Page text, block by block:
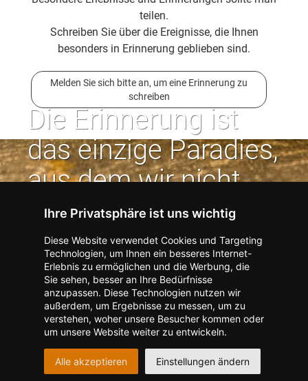
Ihre Privatsphäre ist uns wichtig
Diese Website verwendet Cookies und Targeting
Technologien, um Ihnen ein besseres Internet-
Erlebnis zu ermöglichen und die Werbung, die
Sie sehen, besser an Ihre Bedürfnisse
anzupassen. Diese Technologien nutzen wir
außerdem, um Ergebnisse zu messen, um zu
verstehen, woher unsere Besucher kommen oder
um unsere Website weiter zu entwickeln.
Alle akzeptieren Einstellungen ändern
teilen.
Schreiben Sie über die Ereignisse, die Ihnen
besonders in Erinnerung geblieben sind.
Melden Sie sich bitte an, um eine Erinnerung zu
schreiben
Die Erinnerung ist
das einzige Paradies,
aus dem wir nicht
vertrieben werden
können. | Jean Paul
Kontakt zum Verlag aufnehmen Missbrauch melden
Impressum Datenschutz
Barrierefreiheit
Barriere melden
m
A
c
c
e
Accessibility-Modus aktivieren
I
m
K
o
n
Kontrastmodus aktivieren
Hilfe
eigenes Gedenkportal erstellen
Vertrag widerrufen